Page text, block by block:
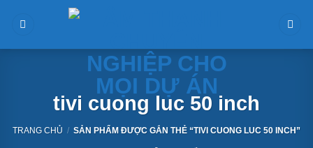
tivi cuong luc 50 inch
TRANG CHỦ / SẢN PHẨM ĐƯỢC GẮN THẺ “TIVI CUONG LUC 50 INCH”